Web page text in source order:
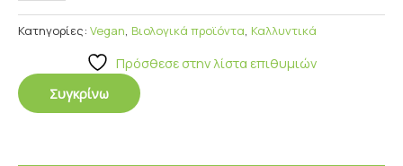
Κατηγορίες: Vegan, Βιολογικά προϊόντα, Καλλυντικά
Πρόσθεσε στην λίστα επιθυμιών
Συγκρίνω